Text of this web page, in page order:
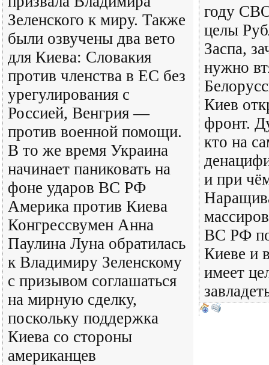
Зеленского к миру. Также
были озвучены два вето
для Киева: Словакия
против членства в ЕС без
урегулирования с
Россией, Венгрия —
против военной помощи.
В то же время Украина
начинает паниковать на
фоне ударов ВС РФ
Америка против Киева
Конгрессвумен Анна
Паулина Луна обратилась
к Владимиру Зеленскому
с призывом соглашаться
на мирную сделку,
поскольку поддержка
Киева со стороны
американцев
году
целы
Заспа,
нужно
Киев
фронт.
кто на
и при
ВС РФ
Киеве и
имеет